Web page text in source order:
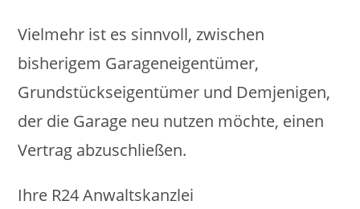
Vielmehr ist es sinnvoll, zwischen
bisherigem Garageneigentümer,
Grundstückseigentümer und Demjenigen,
der die Garage neu nutzen möchte, einen
Vertrag abzuschließen.
Ihre R24 Anwaltskanzlei